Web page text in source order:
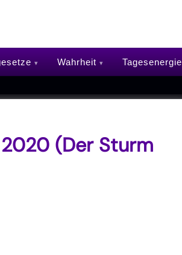
Wahrheit Tagesenergie
2020 (Der Sturm